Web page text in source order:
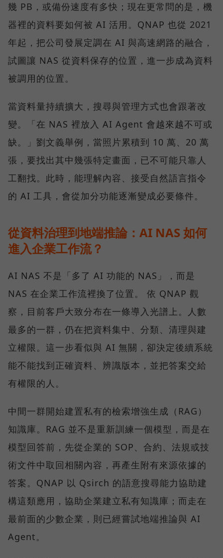
幾 PB，或備份速度有多快；現在更常問的是，機
器裡的資料要如何被 AI 活用。QNAP 也從 2021
年起，把公司發展定調在 AI 與高速網路的融合，
試圖讓 NAS 從資料保存的位置，進一步成為資料
被調用的位置。
當資料量持續擴大，搜尋與管理方式也會跟著改
變。「在 NAS 裡放入 AI Agent 會越來越不可或
缺。」劉文義舉例，當照片累積到 10 萬、20 萬
張，要找出其中幾張特定畫面，已不可能只靠人
工翻找。此時，能理解內容、接受自然語言指令
的 AI 工具，會從加分功能逐漸變成必要條件。
從資料治理到地端推論：AI NAS 如何
進入企業工作流？
AI NAS 不是「多了 AI 功能的 NAS」，而是
NAS 在企業工作流裡換了位置。 依 QNAP 觀
察，目前客戶大致分布在一條導入光譜上。人數
最多的一群，仍在把資料集中、分類、清理與建
立權限。這一步看似與 AI 無關，卻決定後續系統
能不能找到正確資料、辨識版本，並把答案交給
有權限的人。
中間一群開始建置私有的檢索增強生成（RAG）
知識庫。RAG 並不是重新訓練一個模型，而是在
模型回答前，先從企業的 SOP、合約、法規或技
術文件中取回相關內容，再產生附有來源依據的
答案。QNAP 以 Qsirch 的語意搜尋能力協助建
構這類應用，協助企業建立私有知識庫；而走在
最前面的少數企業，則已經嘗試地端推論與 AI
Agent。